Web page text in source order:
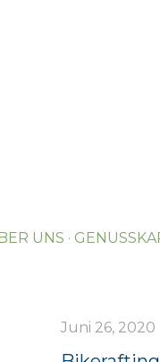
UNS
Juni 26, 2020